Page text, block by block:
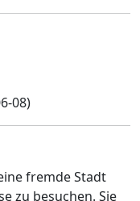
08)
fremde Stadt
zu besuchen. Sie